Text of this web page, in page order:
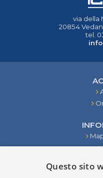
via della
20854
tel.
Questo sito